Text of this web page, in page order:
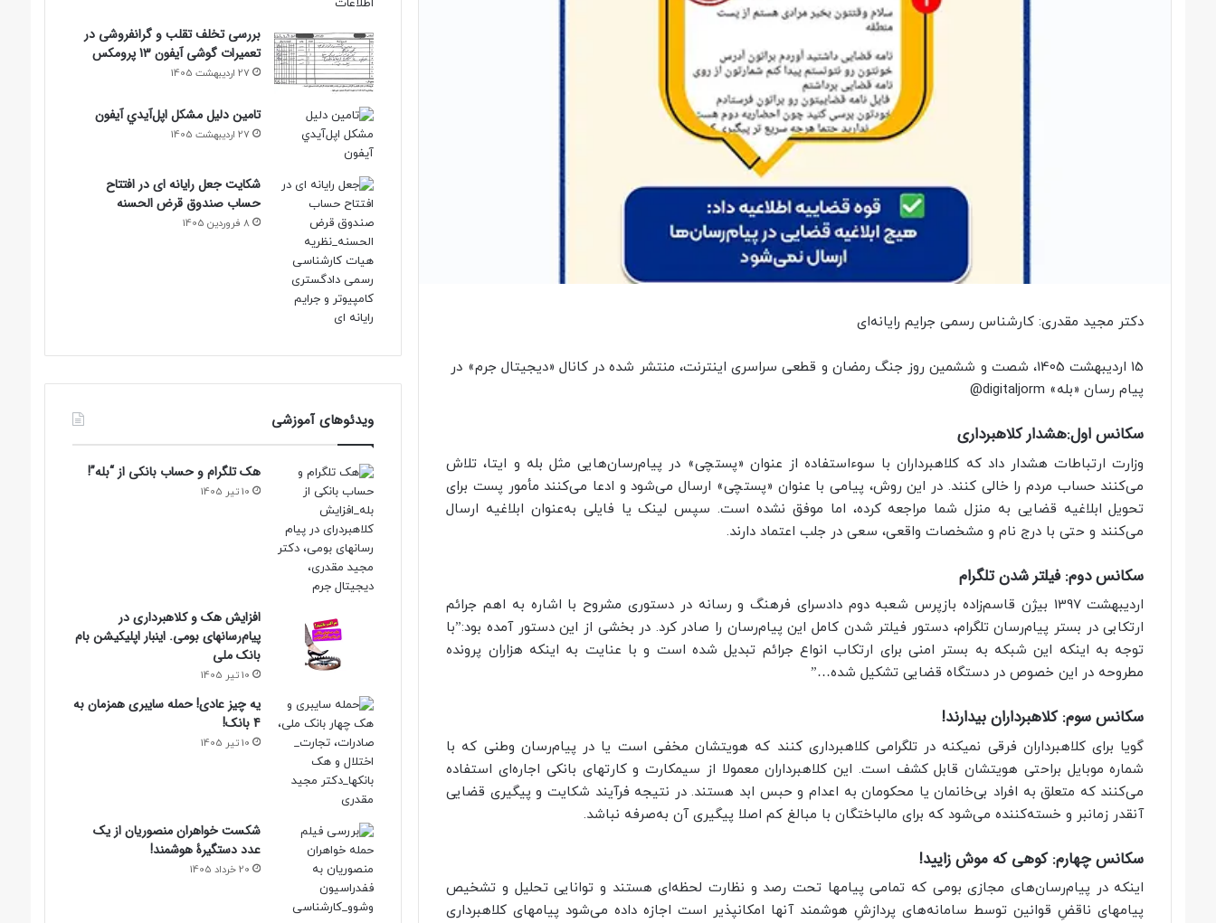
دکتر مجید مقدری: کارشناس رسمی جرایم رایانه‌ای
15 اردیبهشت 1405، شصت و ششمین روز جنگ رمضان و قطعی سراسری اینترنت، منتشر شده در کانال «دیجیتال جرم» در
پیام رسان «بله» digitaljorm@
سکانس اول:هشدار کلاهبرداری
وزارت ارتباطات هشدار داد که کلاهبرداران با سوءاستفاده از عنوان «پستچی» در پیام‌رسان‌هایی مثل بله و ایتا، تلاش
می‌کنند حساب مردم را خالی کنند. در این روش، پیامی با عنوان «پستچی» ارسال می‌شود و ادعا می‌کنند مأمور پست برای
تحویل ابلاغیه قضایی به منزل شما مراجعه کرده، اما موفق نشده است. سپس لینک یا فایلی به‌عنوان ابلاغیه ارسال
می‌کنند و حتی با درج نام و مشخصات واقعی، سعی در جلب اعتماد دارند.
سکانس دوم: فیلتر شدن تلگرام
اردیبهشت 1397 بیژن قاسم‌زاده بازپرس شعبه دوم دادسرای فرهنگ و رسانه در دستوری مشروح با اشاره به اهم جرائم
ارتکابی در بستر پیام‌رسان تلگرام، دستور فیلتر شدن کامل این پیام‌رسان را صادر کرد. در بخشی از این دستور آمده بود:”با
توجه به اینکه این شبکه به بستر امنی برای ارتکاب انواع جرائم تبدیل شده است و با عنایت به اینکه هزاران پرونده
مطروحه در این خصوص در دستگاه قضایی تشکیل شده…”
سکانس سوم: کلاهبرداران بیدارند!
گویا برای کلاهبرداران فرقی نمیکنه در تلگرامی کلاهبرداری کنند که هویتشان مخفی است یا در پیام‌رسان وطنی که با
شماره موبایل براحتی هویتشان قابل کشف است. این کلاهبرداران معمولا از سیمکارت و کارتهای بانکی اجاره‌ای استفاده
می‌کنند که متعلق به افراد بی‌خانمان یا محکومان به اعدام و حبس ابد هستند. در نتیجه فرآیند شکایت و پیگیری قضایی
آنقدر زمانبر و خسته‌کننده می‌شود که برای مالباختگان با مبالغ کم اصلا پیگیری آن به‌صرفه نباشد.
سکانس چهارم: کوهی که موش زایید!
اینکه در پیام‌رسان‌های مجازی بومی که تمامی پیامها تحت رصد و نظارت لحظه‌ای هستند و توانایی تحلیل و تشخیص
پیامهای ناقضِ قوانین توسط سامانه‌های پردازشِ هوشمند آنها امکانپذیر است اجازه داده می‌شود پیامهای کلاهبرداری
بررسی تخلف تقلب و گرانفروشی در
تعمیرات گوشی آیفون 13 پرومکس
27 اردیبهشت 1405
تامين دليل مشکل اپل‌آيدي آيفون
27 اردیبهشت 1405
شکایت جعل رایانه ای در افتتاح
حساب صندوق قرض الحسنه
8 فروردین 1405
ویدئوهای آموزشی
هک تلگرام و حساب بانکی از “بله”!
10 تیر 1405
افزایش هک و کلاهبرداری در
پیام‌رسانهای بومی. اینبار اپلیکیشن بام‌
بانک ملی
10 تیر 1405
یه چیز عادی! حمله سایبری همزمان به
4 بانک!
10 تیر 1405
شکست خواهران منصوریان از یک
عدد دستگیرۀ هوشمند!
20 خرداد 1405